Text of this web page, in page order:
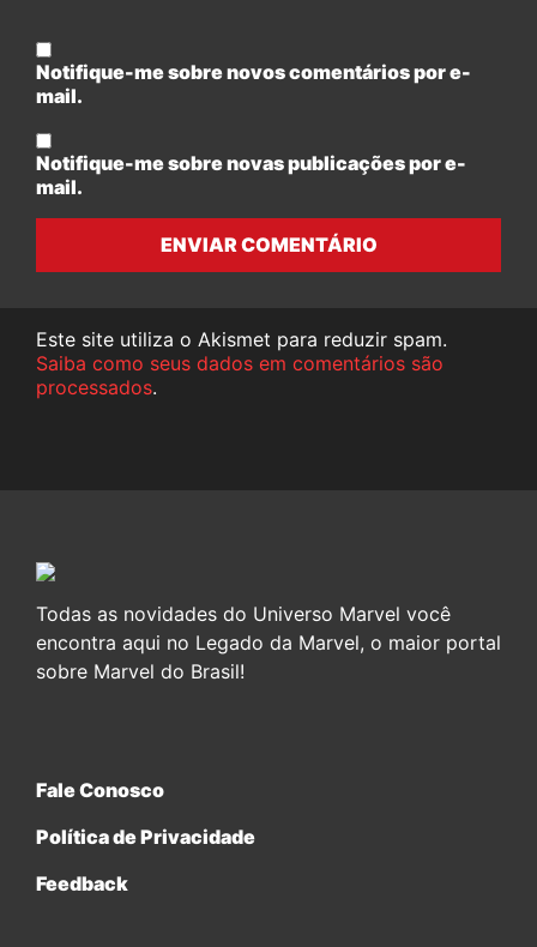
Notifique-me sobre novos comentários por e-
mail.
Notifique-me sobre novas publicações por e-
mail.
ENVIAR COMENTÁRIO
Este site utiliza o Akismet para reduzir spam.
Saiba como seus dados em comentários são
processados.
Todas as novidades do Universo Marvel você
encontra aqui no Legado da Marvel, o maior portal
sobre Marvel do Brasil!
Fale Conosco
Política de Privacidade
Feedback